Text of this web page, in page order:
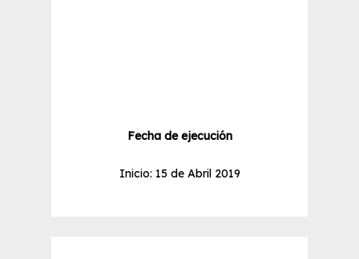
Fecha de ejecución
Inicio: 15 de Abril 2019